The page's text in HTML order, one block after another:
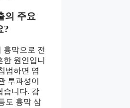
의 주요
?
흉막으로 전
원인입니
범하면 염
투과성이
습니다. 감
도 흉막 삼